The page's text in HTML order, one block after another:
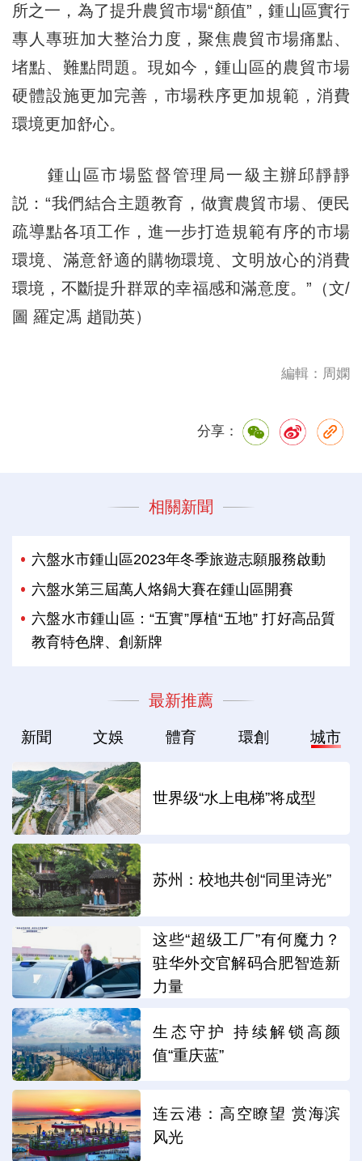
所之一，為了提升農貿市場“顏值”，鍾山區實行
專人專班加大整治力度，聚焦農貿市場痛點、
堵點、難點問題。現如今，鍾山區的農貿市場
硬體設施更加完善，市場秩序更加規範，消費
環境更加舒心。
鍾山區市場監督管理局一級主辦邱靜靜
説：“我們結合主題教育，做實農貿市場、便民
疏導點各項工作，進一步打造規範有序的市場
環境、滿意舒適的購物環境、文明放心的消費
環境，不斷提升群眾的幸福感和滿意度。”（文/
圖 羅定馮 趙勖英）
編輯：周嫻
分享：
相關新聞
六盤水市鍾山區2023年冬季旅遊志願服務啟動
六盤水第三屆萬人烙鍋大賽在鍾山區開賽
六盤水市鍾山區：“五實”厚植“五地” 打好高品質
教育特色牌、創新牌
最新推薦
新聞 文娛 體育 環創 城市
世界级“水上电梯”将成型
苏州：校地共创“同里诗光”
这些“超级工厂”有何魔力？
驻华外交官解码合肥智造新
力量
生态守护 持续解锁高颜
值“重庆蓝”
连云港：高空瞭望 赏海滨
风光